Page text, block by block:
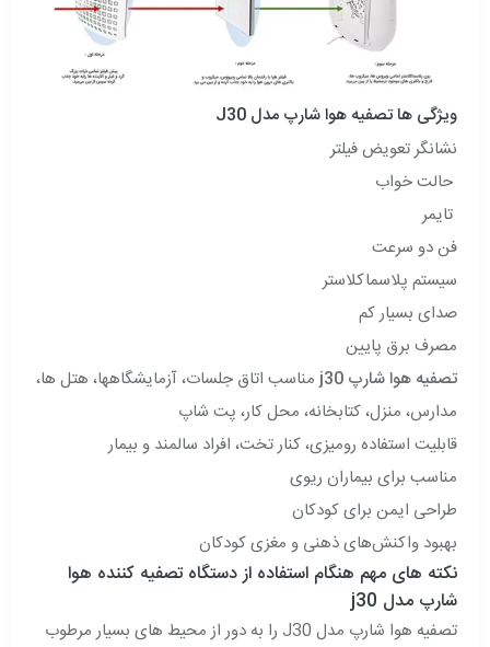
ویژگی ها تصفیه هوا شارپ مدل J30
نشانگر تعویض فیلتر
حالت خواب
تایمر
فن دو سرعت
سیستم پلاسماکلاستر
صدای بسیار کم
مصرف برق پایین
تصفیه هوا شارپ j30
مناسب اتاق جلسات، آزمایشگاهها، هتل‌ ها،
مدارس، منزل، کتابخانه، محل کار، پت شاپ
قابلیت استفاده رومیزی، کنار تخت، افراد سالمند و بیمار
مناسب برای بیماران ریوی
طراحی ایمن برای کودکان
بهبود واکنش‌های ذهنی و مغزی کودکان
نکته های مهم هنگام استفاده از دستگاه تصفیه کننده هوا
شارپ مدل j30
تصفیه هوا شارپ مدل J30 را به دور از محیط های بسیار مرطوب